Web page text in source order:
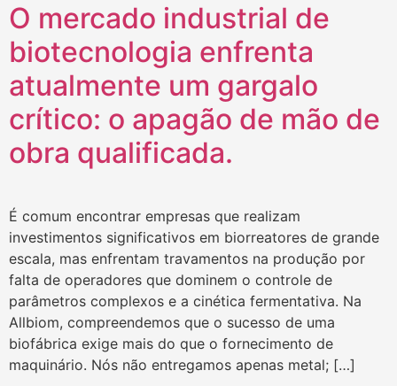
O mercado industrial de
biotecnologia enfrenta
atualmente um gargalo
crítico: o apagão de mão de
obra qualificada.
É comum encontrar empresas que realizam
investimentos significativos em biorreatores de grande
escala, mas enfrentam travamentos na produção por
falta de operadores que dominem o controle de
parâmetros complexos e a cinética fermentativa. Na
Allbiom, compreendemos que o sucesso de uma
biofábrica exige mais do que o fornecimento de
maquinário. Nós não entregamos apenas metal; […]